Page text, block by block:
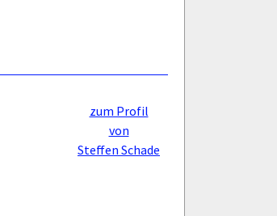
zum Profil
von
Steffen Schade